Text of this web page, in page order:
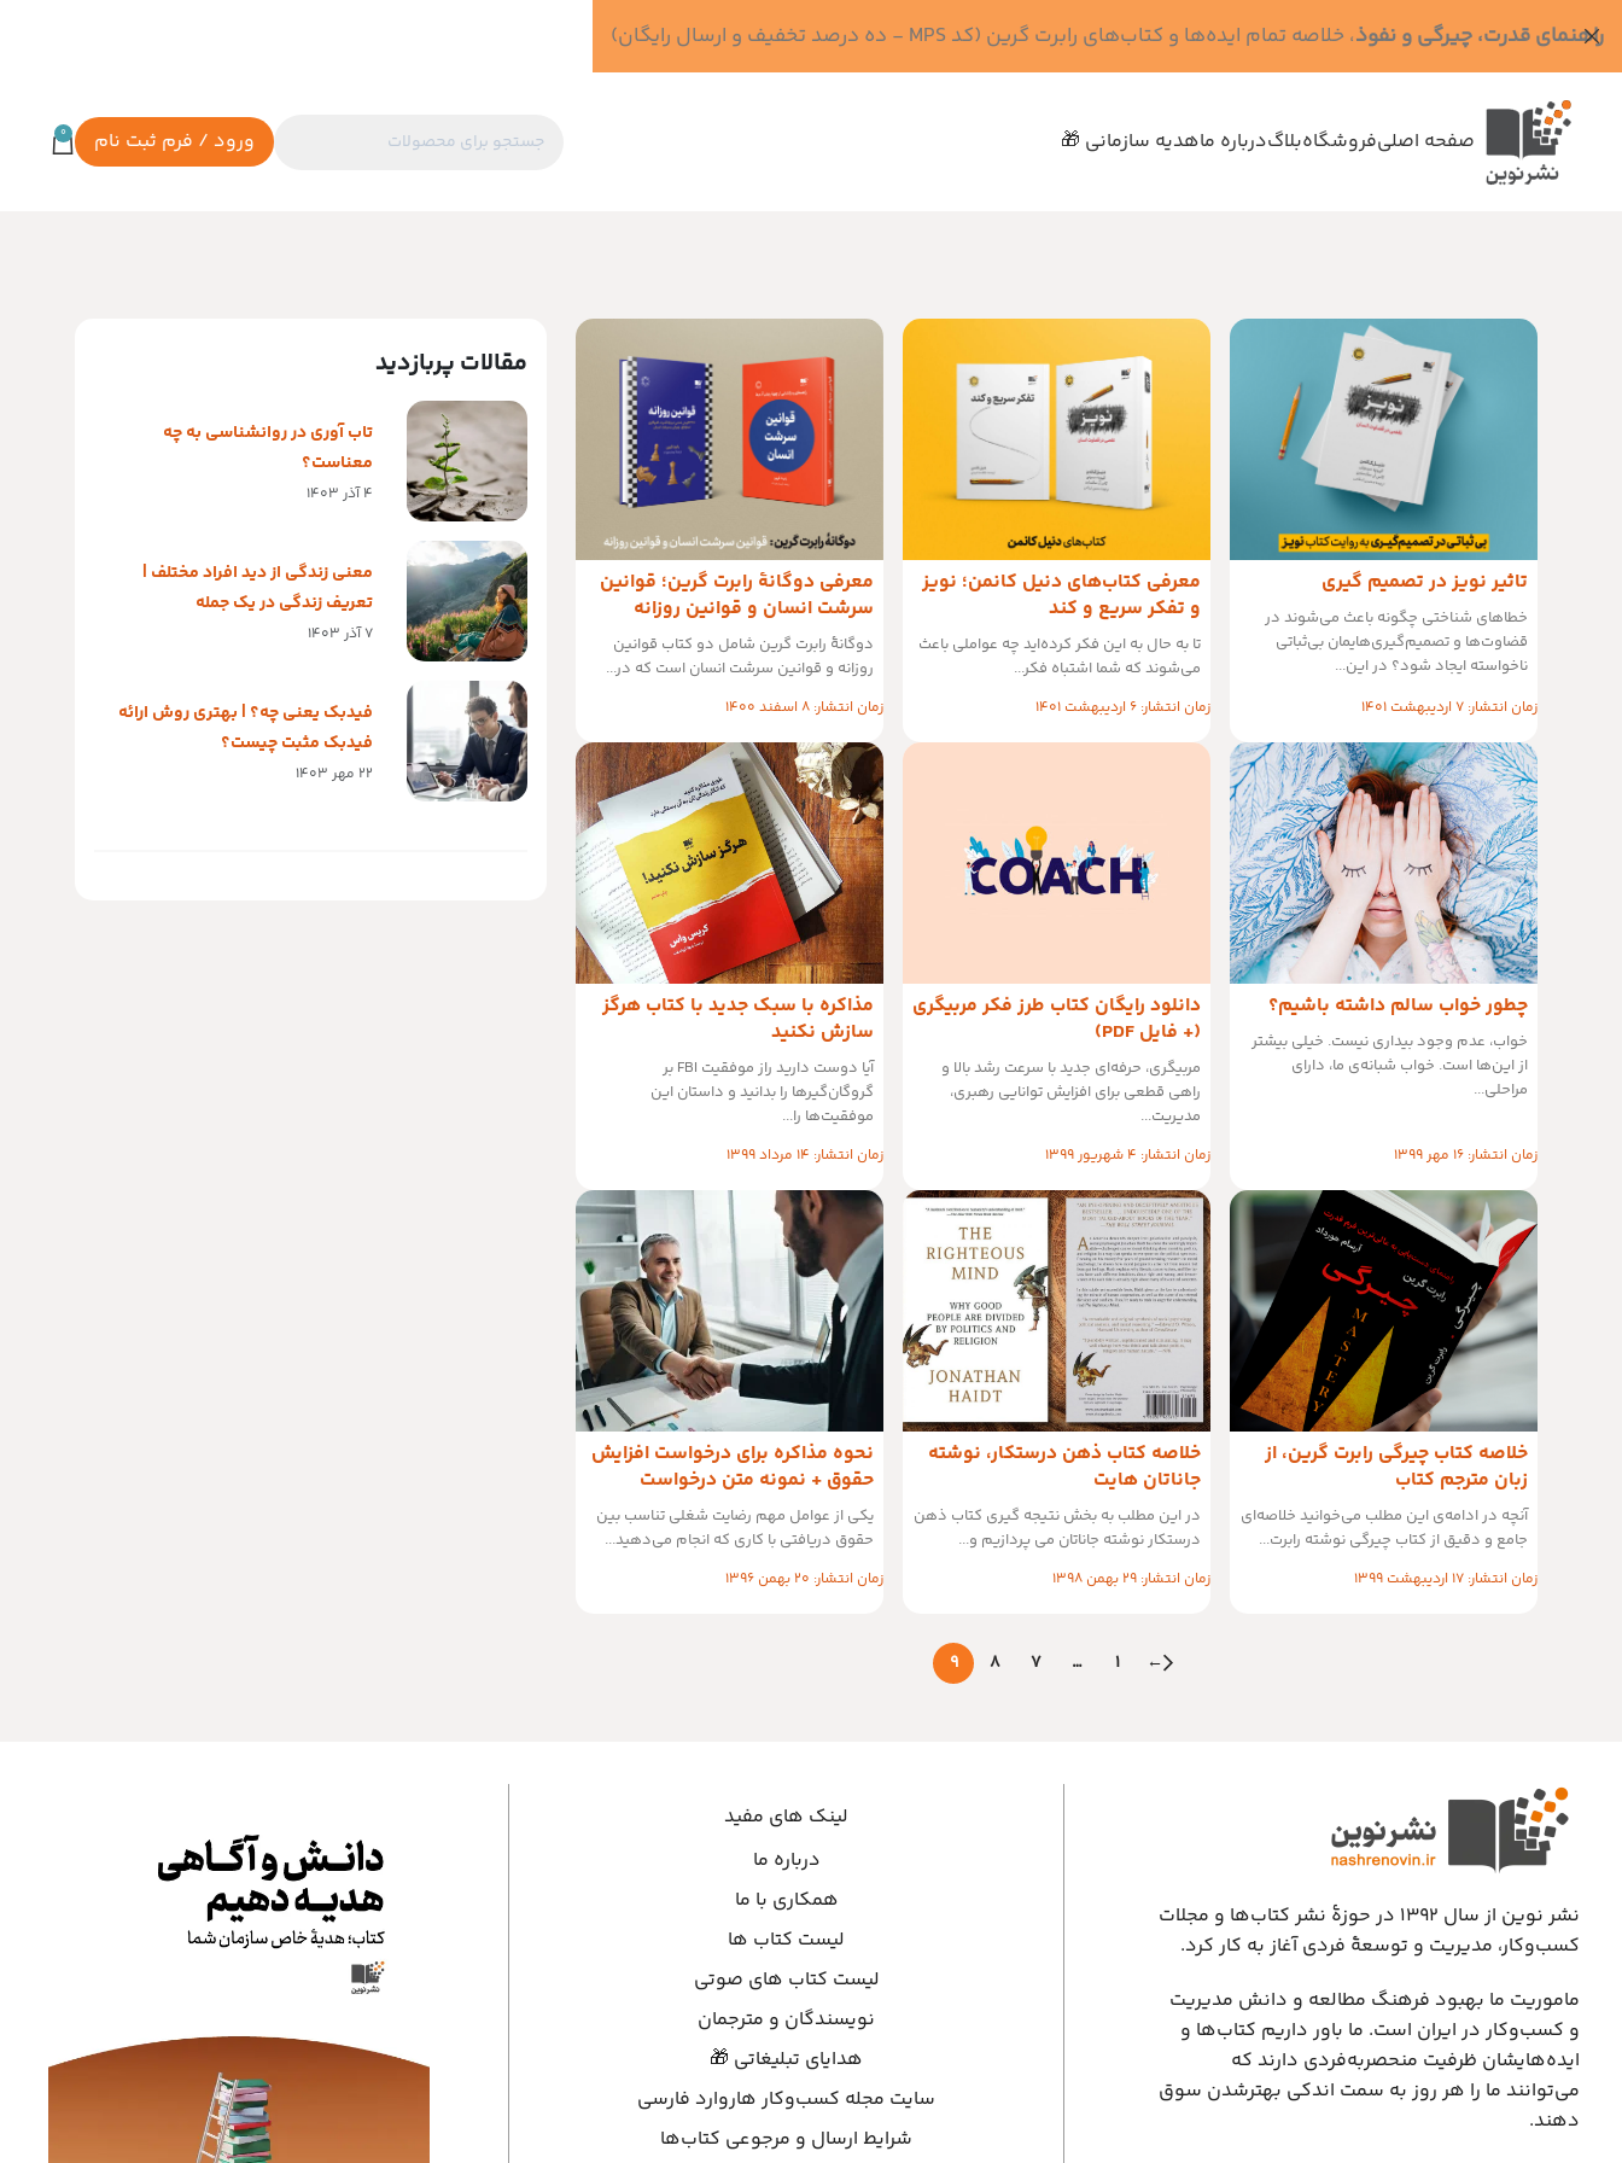
صفحه اصلیفروشگاهبلاگدرباره ماهدیه سازمانی 🎁 ورود / فرم ثبت نام 0
تاثیر نویز در تصمیم گیری
خطاهای شناختی چگونه باعث می‌شوند در
قضاوت‌ها و تصمیم‌گیری‌هایمان بی‌ثباتی
نا‌خواسته ایجاد شود؟ در این...
زمان انتشار: 7 اردیبهشت 1401
معرفی کتاب‌های دنیل کانمن؛ نویز
و تفکر سریع و کند
تا به حال به این فکر کرده‌اید چه عواملی باعث
می‌شوند که شما اشتباه فکر...
زمان انتشار: 6 اردیبهشت 1401
معرفی دوگانهٔ رابرت گرین؛ قوانین
سرشت انسان و قوانین روزانه
دوگانهٔ رابرت گرین شامل دو کتاب قوانین
روزانه و قوانین سرشت انسان است که در...
زمان انتشار: 8 اسفند 1400
چطور خواب سالم داشته باشیم؟
خواب، عدم وجود بیداری نیست. خیلی بیشتر
از این‌ها است. خواب شبانه‌ی ما، دارای
مراحلی...
زمان انتشار: 16 مهر 1399
دانلود رایگان کتاب طرز فکر مربیگری
(+ فایل PDF)
مربیگری، حرفه‌ای جدید با سرعت رشد بالا و
راهی قطعی برای افزایش توانایی رهبری،
مدیریت...
زمان انتشار: 4 شهریور 1399
مذاکره با سبک جدید با کتاب هرگز
سازش نکنید
آیا دوست دارید راز موفقیت FBI بر
گروگان‌گیرها را بدانید و داستان این
موفقیت‌ها را...
زمان انتشار: 14 مرداد 1399
خلاصه کتاب چیرگی رابرت گرین، از
زبان مترجم کتاب
آنچه در ادامه‌ی این مطلب می‌خوانید خلاصه‌ای
جامع و دقیق از کتاب چیرگی نوشته رابرت...
زمان انتشار: 17 اردیبهشت 1399
خلاصه کتاب ذهن درستکار، نوشته
جاناتان هایت
در این مطلب به بخش نتیجه گیری کتاب ذهن
درستکار نوشته جاناتان می پردازیم و...
زمان انتشار: 29 بهمن 1398
نحوه مذاکره برای درخواست افزایش
حقوق + نمونه متن درخواست
یکی از عوامل مهم رضایت شغلی تناسب بین
حقوق دریافتی با کاری که انجام می‌دهید...
زمان انتشار: 20 بهمن 1396
←
1
7
8
9
مقالات پربازدید
تاب آوری در روانشناسی به چه
معناست؟
4 آذر 1403
معنی زندگی از دید افراد مختلف |
تعریف زندگی در یک جمله
7 آذر 1403
فیدبک یعنی چه؟ | بهتری روش ارائه
فیدبک مثبت چیست؟
22 مهر 1403
نشر نوین از سال ۱۳۹۲ در حوزهٔ نشر کتاب‌ها و مجلات
کسب‌وکار، مدیریت و توسعهٔ فردی آغاز به کار کرد.
ماموریت ما بهبود فرهنگ مطالعه و دانش مدیریت
و کسب‌وکار در ایران است. ما باور داریم کتاب‌ها و
ایده‌هایشان ظرفیت منحصربه‌فردی دارند که
می‌توانند ما را هر روز به سمت اندکی بهتر‌شدن سوق
دهند.
لینک های مفید
درباره ما
همکاری با ما
لیست کتاب ها
لیست کتاب های صوتی
نویسندگان و مترجمان
هدایای تبلیغاتی 🎁
سایت مجله کسب‌وکار هاروارد فارسی
شرایط ارسال و مرجوعی کتاب‌ها
راهنمای قدرت، چیرگی و نفوذ، خلاصه تمام ایده‌ها و کتاب‌های رابرت گرین (کد MPS - ده درصد تخفیف و ارسال رایگان)